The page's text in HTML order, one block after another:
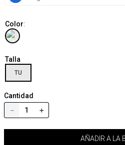
Color:
Talla
TU
Cantidad
＋
－
AÑADIR A LA